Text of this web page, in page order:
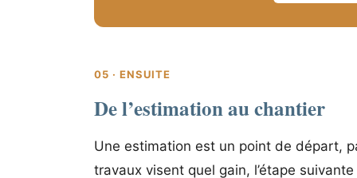
05 · ENSUITE
De l’estimation au chantier
Une estimation est un point de départ,
travaux visent quel gain, l’étape